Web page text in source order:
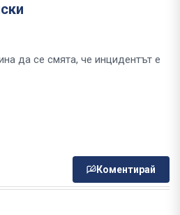
да се смята, че инцидентът е
Коментирай